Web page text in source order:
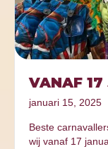
VANAF 17
januari 15, 2025
Beste
wij vanaf 17